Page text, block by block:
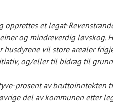
opprettes et legat-
og mindreverdig løvskog.
vil store arealer
og/eller til bidrag til
prosent av bruttoinntekten
del av kommunen etter